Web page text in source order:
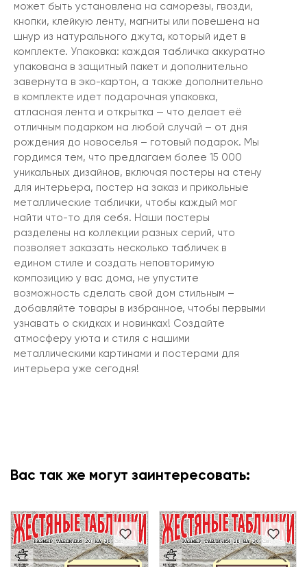
может быть установлена на саморезы, гвозди,
кнопки, клейкую ленту, магниты или повешена на
шнур из натурального джута, который идет в
комплекте. Упаковка: каждая табличка аккуратно
упакована в защитный пакет и дополнительно
завернута в эко-картон, а также дополнительно
в комплекте идет подарочная упаковка,
атласная лента и открытка — что делает её
отличным подарком на любой случай – от дня
рождения до новоселья – готовый подарок. Мы
гордимся тем, что предлагаем более 15 000
уникальных дизайнов, включая постеры на стену
для интерьера, постер на заказ и прикольные
металлические таблички, чтобы каждый мог
найти что-то для себя. Наши постеры
разделены на коллекции разных серий, что
позволяет заказать несколько табличек в
едином стиле и создать неповторимую
композицию у вас дома, не упустите
возможность сделать свой дом стильным –
добавляйте товары в избранное, чтобы первыми
узнавать о скидках и новинках! Создайте
атмосферу уюта и стиля с нашими
металлическими картинами и постерами для
интерьера уже сегодня!
Вас так же могут заинтересовать: